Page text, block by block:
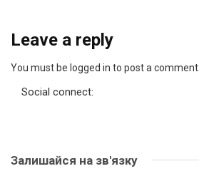
Leave a reply
You must be logged in to post a comment.
Social connect:
Залишайся на зв'язку